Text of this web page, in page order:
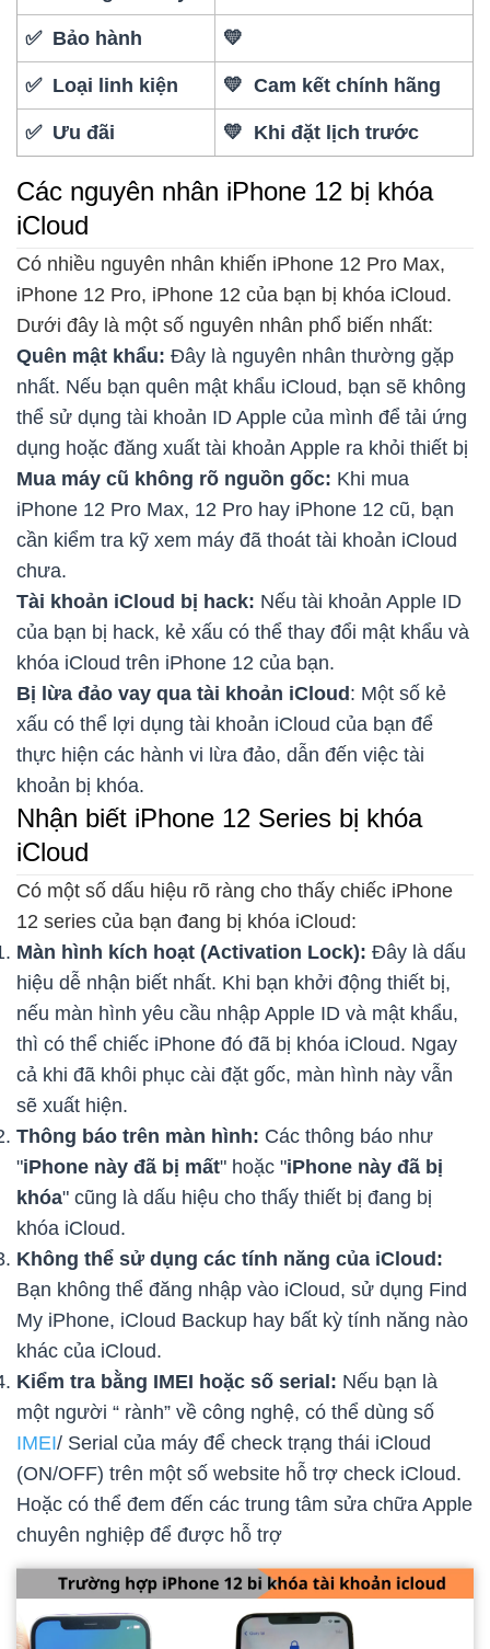
✅ Bảo hành 💛
✅ Loại linh kiện 💛 Cam kết chính hãng
✅ Ưu đãi 💛 Khi đặt lịch trước
Các nguyên nhân iPhone 12 bị khóa
iCloud
Có nhiều nguyên nhân khiến iPhone 12 Pro Max,
iPhone 12 Pro, iPhone 12 của bạn bị khóa iCloud.
Dưới đây là một số nguyên nhân phổ biến nhất:
Quên mật khẩu: Đây là nguyên nhân thường gặp
nhất. Nếu bạn quên mật khẩu iCloud, bạn sẽ không
thể sử dụng tài khoản ID Apple của mình để tải ứng
dụng hoặc đăng xuất tài khoản Apple ra khỏi thiết bị
Mua máy cũ không rõ nguồn gốc: Khi mua
iPhone 12 Pro Max, 12 Pro hay iPhone 12 cũ, bạn
cần kiểm tra kỹ xem máy đã thoát tài khoản iCloud
chưa.
Tài khoản iCloud bị hack: Nếu tài khoản Apple ID
của bạn bị hack, kẻ xấu có thể thay đổi mật khẩu và
khóa iCloud trên iPhone 12 của bạn.
Bị lừa đảo vay qua tài khoản iCloud: Một số kẻ
xấu có thể lợi dụng tài khoản iCloud của bạn để
thực hiện các hành vi lừa đảo, dẫn đến việc tài
khoản bị khóa.
Nhận biết iPhone 12 Series bị khóa
iCloud
Có một số dấu hiệu rõ ràng cho thấy chiếc iPhone
12 series của bạn đang bị khóa iCloud:
Màn hình kích hoạt (Activation Lock): Đây là dấu
hiệu dễ nhận biết nhất. Khi bạn khởi động thiết bị,
nếu màn hình yêu cầu nhập Apple ID và mật khẩu,
thì có thể chiếc iPhone đó đã bị khóa iCloud. Ngay
cả khi đã khôi phục cài đặt gốc, màn hình này vẫn
sẽ xuất hiện.
Thông báo trên màn hình: Các thông báo như
"iPhone này đã bị mất" hoặc "iPhone này đã bị
khóa" cũng là dấu hiệu cho thấy thiết bị đang bị
khóa iCloud.
Không thể sử dụng các tính năng của iCloud:
Bạn không thể đăng nhập vào iCloud, sử dụng Find
My iPhone, iCloud Backup hay bất kỳ tính năng nào
khác của iCloud.
Kiểm tra bằng IMEI hoặc số serial: Nếu bạn là
một người “ rành” về công nghệ, có thể dùng số
IMEI/ Serial của máy để check trạng thái iCloud
(ON/OFF) trên một số website hỗ trợ check iCloud.
Hoặc có thể đem đến các trung tâm sửa chữa Apple
chuyên nghiệp để được hỗ trợ